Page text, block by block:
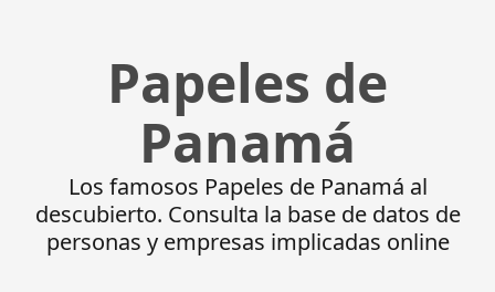
Papeles de
Panamá
Los famosos Papeles de Panamá al
descubierto. Consulta la base de datos de
personas y empresas implicadas online